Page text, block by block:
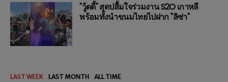
"วู้ดดี้" สุดปลื้มใจร่วมงาน S2O เกาหลี
พร้อมทั้งนำขนมไทยไปฝาก "ลิซ่า"
LAST WEEK LAST MONTH ALL TIME